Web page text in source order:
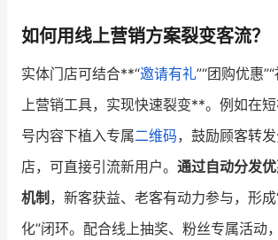
如何用线上营销方案裂变客流？
实体门店可结合**“邀请有礼”“团购优惠
上营销工具，实现快速裂变**。例如在
号内容下植入专属二维码，鼓励顾客转
店，可直接引流新用户。 通过自动分发
机制 ，新客获益、老客有动力参与，形
化”闭环。配合线上抽奖、粉丝专属活动